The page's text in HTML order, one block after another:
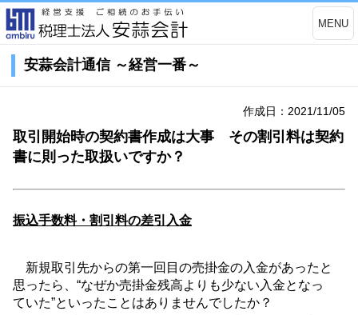
MENU
安蒜会計通信 ～経営一番～
作成日：2021/11/05
取引開始時の契約書作成は大事 その割引料は契約
書に則った取扱いですか？
振込手数料・割引料の差引入金
新規取引先からの第一回目の売掛金の入金があったと
思ったら、“なぜか売掛金残高よりも少ない入金となっ
ていた”といったことはありませんでしたか？